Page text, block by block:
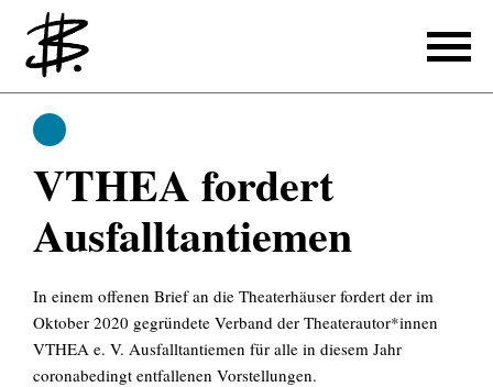
Schreiben
Referenzen
Produzieren
Referenzen
Übersetzen
VTHEA fordert
Ausfall­tantiemen
In einem offenen Brief an die Theaterhäuser fordert der im
Oktober 2020 gegründete Verband der Theaterautor*innen
VTHEA e. V. Ausfalltantiemen für alle in diesem Jahr
coronabedingt entfallenen Vorstellungen.